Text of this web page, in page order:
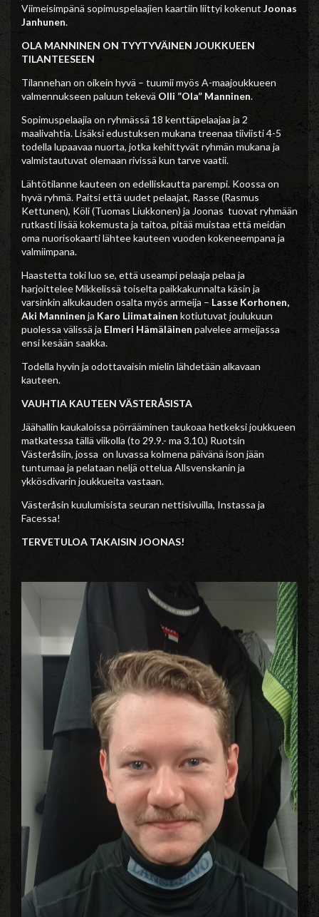
Viimeisimpänä sopimuspelaajien kaartiin liittyi kokenutJoonas
Janhunen.
OLA MANNINEN ON TYYTYVÄINEN JOUKKUEEN
TILANTEESEEN
Tilannehan on oikein hyvä – tuumii myös A-maajoukkueen
valmennukseen paluun tekevä Olli ”Ola” Manninen.
Sopimuspelaajia on ryhmässä 18 kenttäpelaajaa ja 2
maalivahtia. Lisäksi edustuksen mukana treenaa tiiviisti 4-5
todella lupaavaa nuorta, jotka kehittyvät ryhmän mukana ja
valmistautuvat olemaan rivissä kun tarve vaatii.
Lähtötilanne kauteen on edelliskautta parempi. Koossa on
hyvä ryhmä. Paitsi että uudet pelaajat, Rasse (Rasmus
Kettunen), Köli (Tuomas Liukkonen) ja Joonas tuovat ryhmään
rutkasti lisää kokemusta ja taitoa, pitää muistaa että meidän
oma nuorisokaarti lähtee kauteen vuoden kokeneempana ja
valmiimpana.
Haastetta toki luo se, että useampi pelaaja pelaa ja
harjoittelee Mikkelissä toiselta paikkakunnalta käsin ja
varsinkin alkukauden osalta myös armeija – Lasse Korhonen,
Aki Manninen ja Karo Liimatainen kotiutuvat joulukuun
puolessa välissä ja Elmeri Hämäläinen palvelee armeijassa
ensi kesään saakka.
Todella hyvin ja odottavaisin mielin lähdetään alkavaan
kauteen.
VAUHTIA KAUTEEN VÄSTERÅSISTA
Jäähallin kaukaloissa pörrääminen taukoaa hetkeksi joukkueen
matkatessa tällä viikolla (to 29.9.- ma 3.10.) Ruotsin
Västeråsiin, jossa on luvassa kolmena päivänä ison jään
tuntumaa ja pelataan neljä ottelua Allsvenskanin ja
ykkösdivarin joukkueita vastaan.
Västeråsin kuulumisista seuran nettisivuilla, Instassa ja
Facessa!
TERVETULOA TAKAISIN JOONAS!